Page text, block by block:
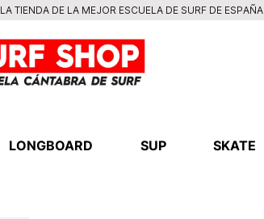
LA TIENDA DE LA MEJOR ESCUELA DE SURF DE ESPAÑA
LONGBOARD SUP SKATE